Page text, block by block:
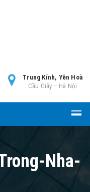
Trung Kính, Yên Hoà
Cầu Giấy – Hà Nội
Nha-